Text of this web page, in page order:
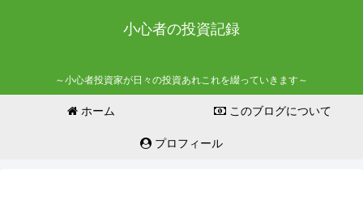
小心者の投資記録
～小心者投資家が日々の投資あれこれを綴っていきます～
ホーム このブログについて
プロフィール